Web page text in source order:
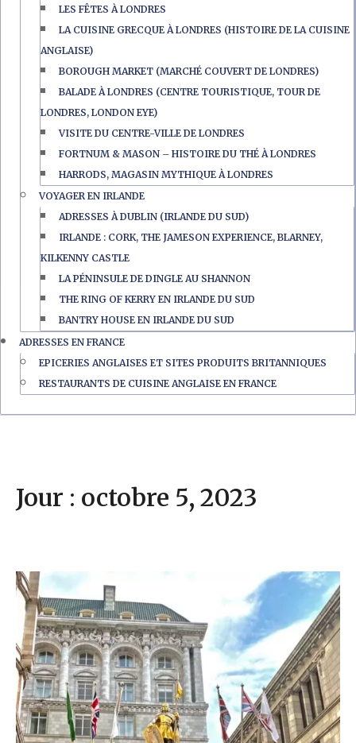
LES FÊTES À LONDRES
LA CUISINE GRECQUE À LONDRES (HISTOIRE DE LA CUISINE
ANGLAISE)
BOROUGH MARKET (MARCHÉ COUVERT DE LONDRES)
BALADE À LONDRES (CENTRE TOURISTIQUE, TOUR DE
LONDRES, LONDON EYE)
VISITE DU CENTRE-VILLE DE LONDRES
FORTNUM & MASON – HISTOIRE DU THÉ À LONDRES
HARRODS, MAGASIN MYTHIQUE À LONDRES
VOYAGER EN IRLANDE
ADRESSES À DUBLIN (IRLANDE DU SUD)
IRLANDE : CORK, THE JAMESON EXPERIENCE, BLARNEY,
KILKENNY CASTLE
LA PÉNINSULE DE DINGLE AU SHANNON
THE RING OF KERRY EN IRLANDE DU SUD
BANTRY HOUSE EN IRLANDE DU SUD
ADRESSES EN FRANCE
EPICERIES ANGLAISES ET SITES PRODUITS BRITANNIQUES
RESTAURANTS DE CUISINE ANGLAISE EN FRANCE
Jour : octobre 5, 2023